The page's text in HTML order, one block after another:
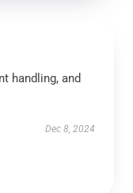
handling, and
Dec 8, 2024